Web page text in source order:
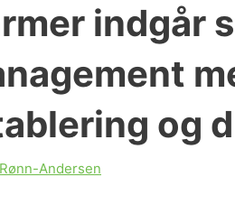
indgår
og
Andersen